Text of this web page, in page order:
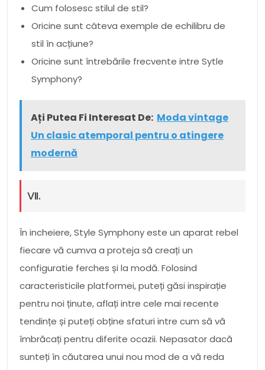
Cum folosesc stilul de stil?
Oricine sunt câteva exemple de echilibru de
stil în acțiune?
Oricine sunt întrebările frecvente intre Sytle
Symphony?
Ați Putea Fi Interesat De: Moda vintage
Un clasic atemporal pentru o atingere
modernă
VII.
În incheiere, Style Symphony este un aparat rebel
fiecare vă cumva a proteja să creați un
configuratie ferches și la modă. Folosind
caracteristicile platformei, puteți găsi inspirație
pentru noi ținute, aflați intre cele mai recente
tendințe și puteți obține sfaturi intre cum să vă
îmbrăcați pentru diferite ocazii. Nepasator dacă
sunteți în căutarea unui nou mod de a vă reda